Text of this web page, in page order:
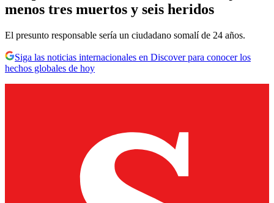
menos tres muertos y seis heridos
El presunto responsable sería un ciudadano somalí de 24 años.
Siga las noticias internacionales en Discover para conocer los
hechos globales de hoy